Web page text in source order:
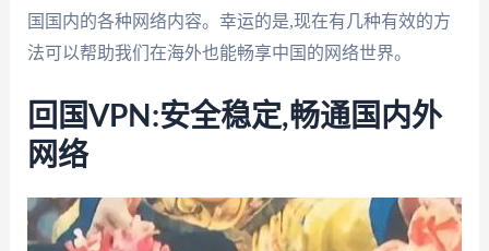
国国内的各种网络内容。幸运的是,现在有几种有效的方
法可以帮助我们在海外也能畅享中国的网络世界。
回国VPN:安全稳定,畅通国内外
网络